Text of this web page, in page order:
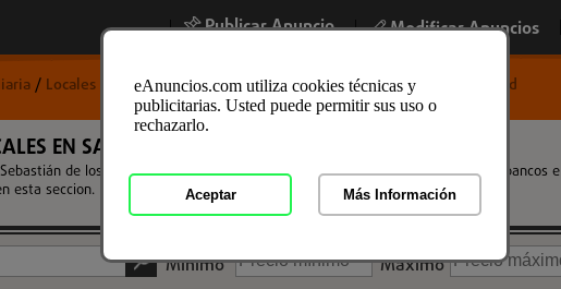
| Publicar Anuncio | Modificar Anuncios
/ Locales Comerciales/Venta de Locales/Venta de Locales en Madrid
EN SAN SEBASTIÁN DE LOS REYES
de los Reyes de segunda mano, usados y obra nueva de particulares, bancos e
esta seccion.
Mínimo Máximo
eAnuncios.com utiliza cookies técnicas y
publicitarias. Usted puede permitir sus uso o
rechazarlo.
Aceptar Más Información